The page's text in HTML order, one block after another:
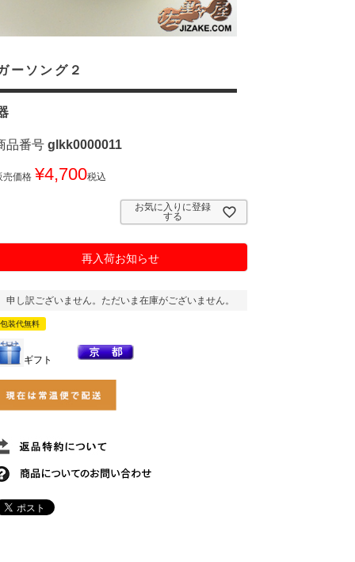
ソング２
品番号 glkk0000011
売価格 ¥4,700税込
お気に入りに登録
する
再入荷お知らせ
申し訳ございません。ただいま在庫がございません。
包装代無料
ギフト